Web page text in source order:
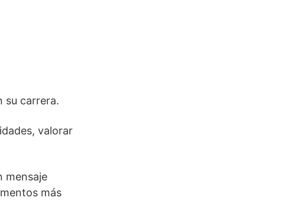
su carrera.
valorar
mensaje
más